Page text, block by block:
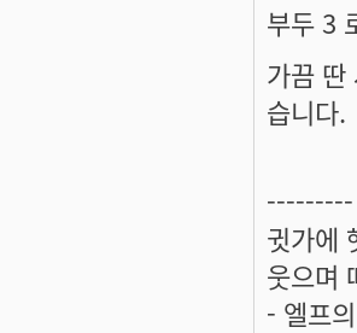
부두 3
가끔 딴
습니다.
---------
귓가에
웃으며
- 엘프